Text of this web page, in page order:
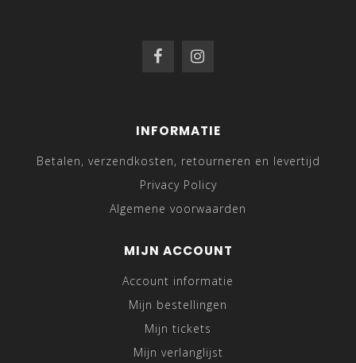
INFORMATIE
Betalen, verzendkosten, retourneren en levertijd
Privacy Policy
Algemene voorwaarden
MIJN ACCOUNT
Account informatie
Mijn bestellingen
Mijn tickets
Mijn verlanglijst